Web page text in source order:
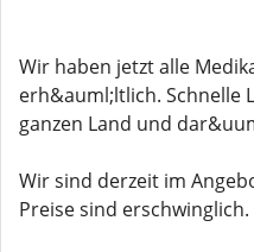
Wir haben jetzt alle
erh&auml;ltlich. Schnelle
ganzen Land und
Wir sind derzeit im
Preise sind erschwinglich.